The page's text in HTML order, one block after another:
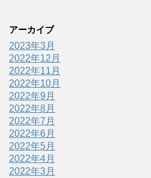
アーカイブ
2023年3月
2022年12月
2022年11月
2022年10月
2022年9月
2022年8月
2022年7月
2022年6月
2022年5月
2022年4月
2022年3月